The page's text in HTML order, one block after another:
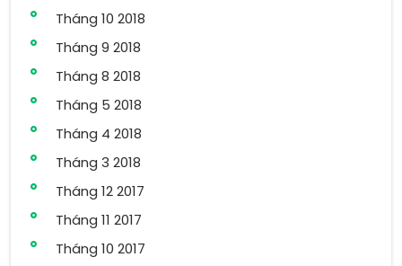
Tháng 10 2018
Tháng 9 2018
Tháng 8 2018
Tháng 5 2018
Tháng 4 2018
Tháng 3 2018
Tháng 12 2017
Tháng 11 2017
Tháng 10 2017